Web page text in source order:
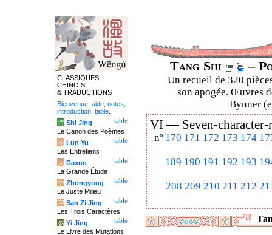
Tang Shi –
Un recueil de 320
son apogée. Œuvres
Bynner
VI — Seven-
nº 170 171 172 173 174
189 190 191 192 193
208 209 210 211 212
CLASSIQUES
CHINOIS
& TRADUCTIONS
Bienvenue aide notes
introduction table
table
诗 Shi Jing
Le Canon des Poèmes
table
论 Lun Yu
Les Entretiens
table
大 Daxue
La Grande Étude
table
中 Zhongyong
Le Juste Milieu
table
字 San Zi Jing
Les Trois Caractères
table
易 Yi Jing
Le Livre des Mutations